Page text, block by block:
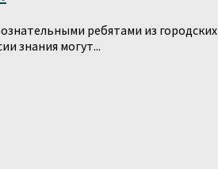
ребятами из
знания могут...